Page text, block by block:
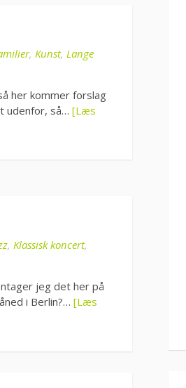
, Kunst, Lange
her kommer forslag
udenfor, så… [Læs
, Klassisk koncert,
jeg det her på
i Berlin?… [Læs